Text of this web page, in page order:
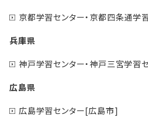
京都学習センター・京都四条通学
兵庫県
神戸学習センター・神戸三宮学習
広島県
広島学習センター[広島市]